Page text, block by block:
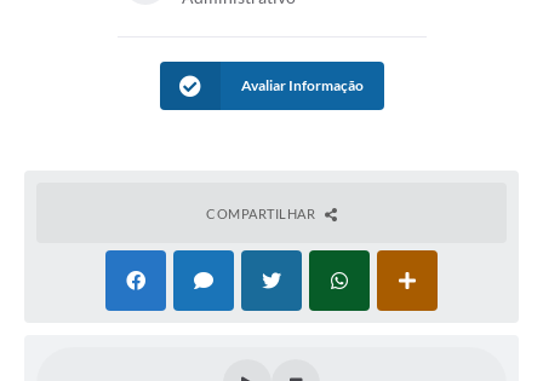
Avaliar Informação
COMPARTILHAR